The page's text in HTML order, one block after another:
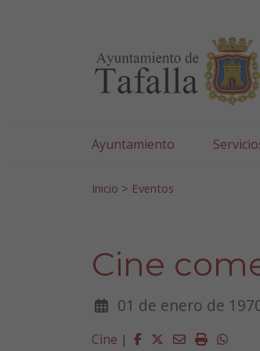
Ayuntamiento
Inicio > Eventos
Cine
01 de enero de
Cine | Facebook
Twitter
EmailImprimir